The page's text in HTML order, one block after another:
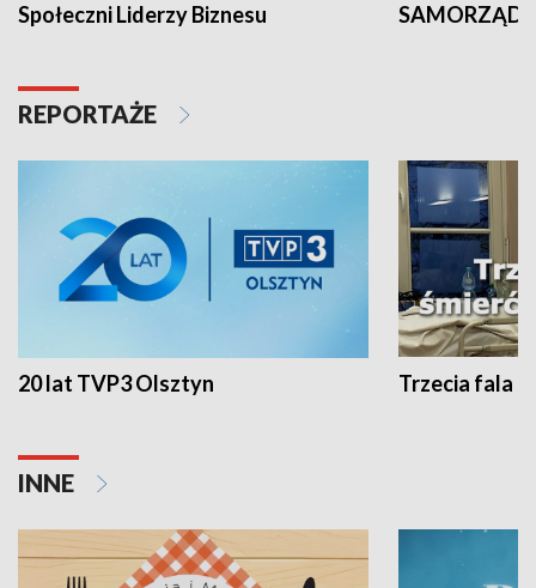
Społeczni Liderzy Biznesu SAMORZĄD
REPORTAŻE
20 lat TVP3 Olsztyn Trzecia fala -
INNE